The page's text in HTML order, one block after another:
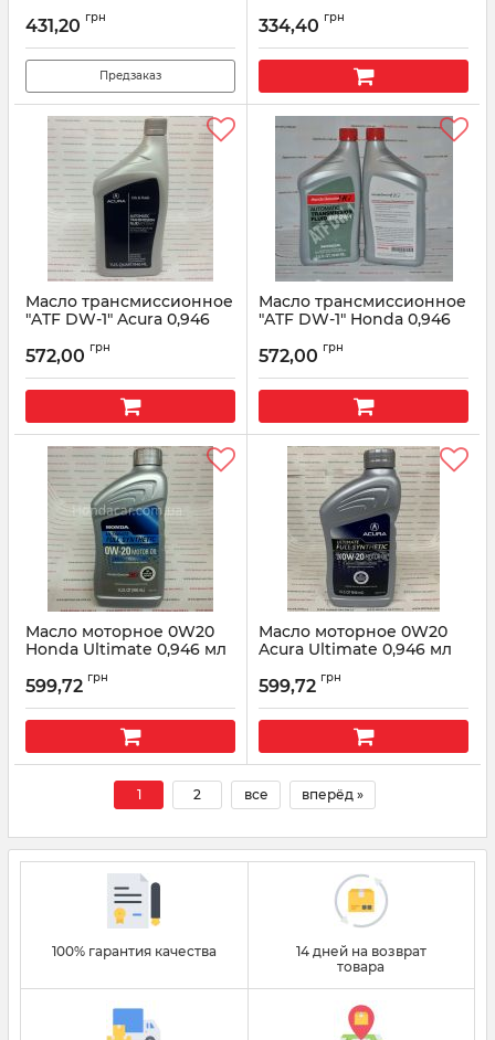
431,20 грн
Предзаказ
334,40 грн
Масло трансмиссионное
"ATF DW-1" Acura 0,946
Артикул: 082009008A
572,00 грн
Масло трансмиссионное
"ATF DW-1" Honda 0,946
Артикул: dw1
572,00 грн
Масло моторное 0W20
Honda Ultimate 0,946 мл
Артикул: 87989037
599,72 грн
Масло моторное 0W20
Acura Ultimate 0,946 мл
Артикул: 087989041
599,72 грн
1 2 все вперёд »
100% гарантия качества
14 дней на возврат
товара